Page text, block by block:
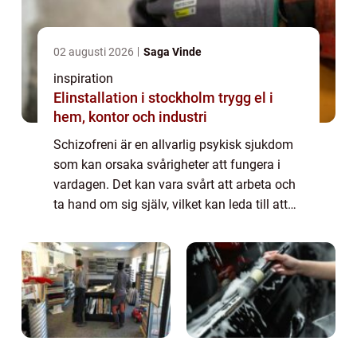
02 augusti 2026 Saga Vinde
inspiration
Elinstallation i stockholm trygg el i
hem, kontor och industri
Schizofreni är en allvarlig psykisk sjukdom
som kan orsaka svårigheter att fungera i
vardagen. Det kan vara svårt att arbeta och
ta hand om sig själv, vilket kan leda till att
...